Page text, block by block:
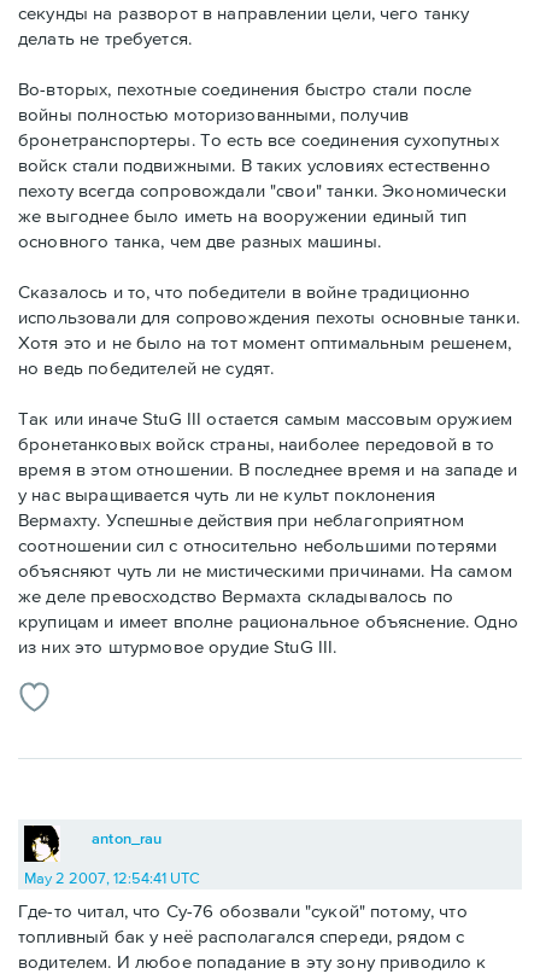
секунды на разворот в направлении цели, чего танку
делать не требуется.
Во-вторых, пехотные соединения быстро стали после
войны полностью моторизованными, получив
бронетранспортеры. То есть все соединения сухопутных
войск стали подвижными. В таких условиях естественно
пехоту всегда сопровождали "свои" танки. Экономически
же выгоднее было иметь на вооружении единый тип
основного танка, чем две разных машины.
Сказалось и то, что победители в войне традиционно
использовали для сопровождения пехоты основные танки.
Хотя это и не было на тот момент оптимальным решенем,
но ведь победителей не судят.
Так или иначе StuG III остается самым массовым оружием
бронетанковых войск страны, наиболее передовой в то
время в этом отношении. В последнее время и на западе и
у нас выращивается чуть ли не культ поклонения
Вермахту. Успешные действия при неблагоприятном
соотношении сил с относительно небольшими потерями
объясняют чуть ли не мистическими причинами. На самом
же деле превосходство Вермахта складывалось по
крупицам и имеет вполне рациональное объяснение. Одно
из них это штурмовое орудие StuG III.
anton_rau
May 2 2007, 12:54:41 UTC
Где-то читал, что Су-76 обозвали "сукой" потому, что
топливный бак у неё располагался спереди, рядом с
водителем. И любое попадание в эту зону приводило к